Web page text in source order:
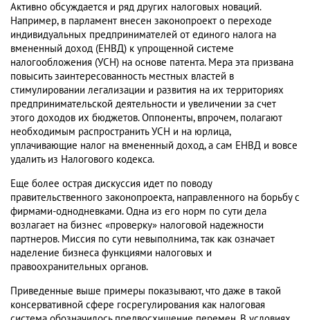
Активно обсуждается и ряд других налоговых новаций.
Например, в парламент внесен законопроект о переходе
индивидуальных предпринимателей от единого налога на
вмененный доход (ЕНВД) к упрощенной системе
налогообложения (УСН) на основе патента. Мера эта призвана
повысить заинтересованность местных властей в
стимулировании легализации и развития на их территориях
предпринимательской деятельности и увеличении за счет
этого доходов их бюджетов. Оппоненты, впрочем, полагают
необходимым распространить УСН и на юрлица,
уплачивающие налог на вмененный доход, а сам ЕНВД и вовсе
удалить из Налогового кодекса.
Еще более острая дискуссия идет по поводу
правительственного законопроекта, направленного на борьбу с
фирмами-однодневками. Одна из его норм по сути дела
возлагает на бизнес «проверку» налоговой надежности
партнеров. Миссия по сути невыполнима, так как означает
наделение бизнеса функциями налоговых и
правоохранительных органов.
Приведенные выше примеры показывают, что даже в такой
консервативной сфере госрегулирования как налоговая